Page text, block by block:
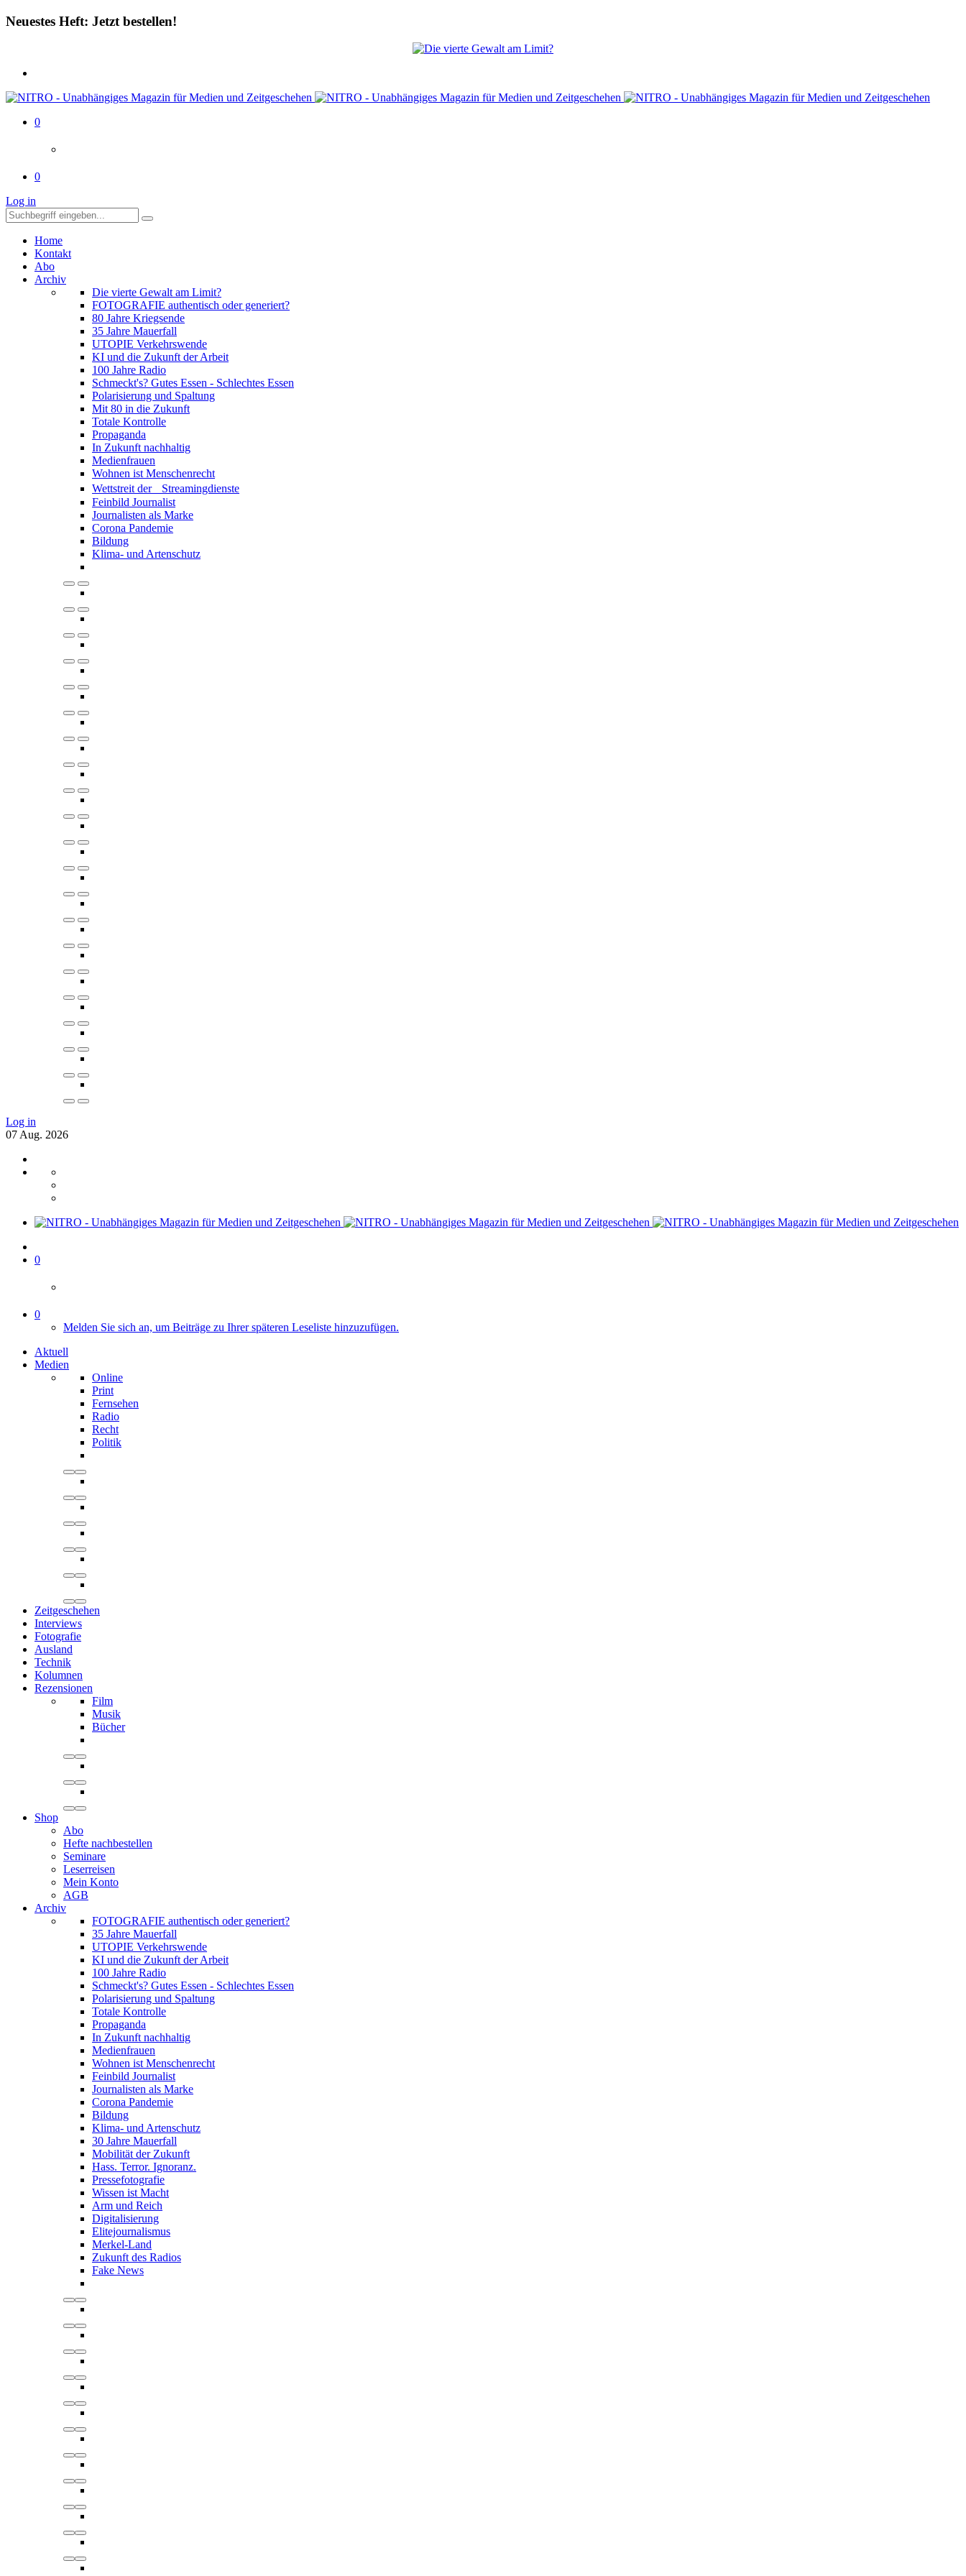
Neuestes Heft: Jetzt bestellen!
0
0
Log in
Home
Kontakt
Abo
Archiv
Die vierte Gewalt am Limit?
FOTOGRAFIE authentisch oder generiert?
80 Jahre Kriegsende
35 Jahre Mauerfall
UTOPIE Verkehrswende
KI und die Zukunft der Arbeit
100 Jahre Radio
Schmeckt's? Gutes Essen - Schlechtes Essen
Polarisierung und Spaltung
Mit 80 in die Zukunft
Totale Kontrolle
Propaganda
In Zukunft nachhaltig
Medienfrauen
Wohnen ist Menschenrecht
Wettstreit der Streamingdienste
Feinbild Journalist
Journalisten als Marke
Corona Pandemie
Bildung
Klima- und Artenschutz
Log in
07 Aug. 2026
0
0
Melden Sie sich an, um Beiträge zu Ihrer späteren Leseliste hinzuzufügen.
Aktuell
Medien
Online
Print
Fernsehen
Radio
Recht
Politik
Zeitgeschehen
Interviews
Fotografie
Ausland
Technik
Kolumnen
Rezensionen
Film
Musik
Bücher
Shop
Abo
Hefte nachbestellen
Seminare
Leserreisen
Mein Konto
AGB
Archiv
FOTOGRAFIE authentisch oder generiert?
35 Jahre Mauerfall
UTOPIE Verkehrswende
KI und die Zukunft der Arbeit
100 Jahre Radio
Schmeckt's? Gutes Essen - Schlechtes Essen
Polarisierung und Spaltung
Totale Kontrolle
Propaganda
In Zukunft nachhaltig
Medienfrauen
Wohnen ist Menschenrecht
Feinbild Journalist
Journalisten als Marke
Corona Pandemie
Bildung
Klima- und Artenschutz
30 Jahre Mauerfall
Mobilität der Zukunft
Hass. Terror. Ignoranz.
Pressefotografie
Wissen ist Macht
Arm und Reich
Digitalisierung
Elitejournalismus
Merkel-Land
Zukunft des Radios
Fake News